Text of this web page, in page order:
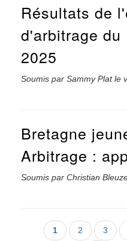
Résultats de
d'arbitrage du
2025
Soumis par Sammy Platle
Bretagne
Arbitrage :
Soumis par Christian
Pagination
Page
1 Page
2 Page
3